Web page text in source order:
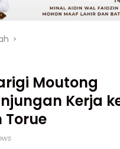
Moutong
Kerja